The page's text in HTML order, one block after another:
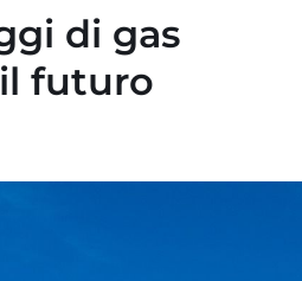
di gas
futuro